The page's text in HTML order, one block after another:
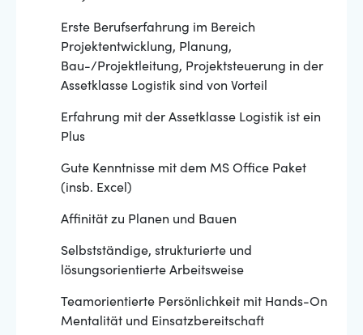
Erste Berufserfahrung im Bereich
Projektentwicklung, Planung,
Bau-/Projektleitung, Projektsteuerung in der
Assetklasse Logistik sind von Vorteil
Erfahrung mit der Assetklasse Logistik ist ein
Plus
Gute Kenntnisse mit dem MS Office Paket
(insb. Excel)
Affinität zu Planen und Bauen
Selbstständige, strukturierte und
lösungsorientierte Arbeitsweise
Teamorientierte Persönlichkeit mit Hands-On
Mentalität und Einsatzbereitschaft